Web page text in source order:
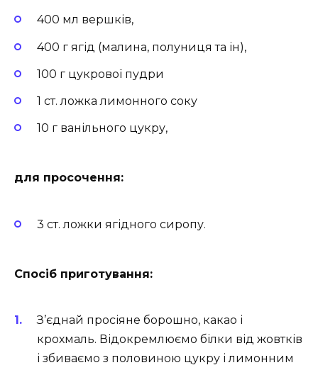
400 мл вершків,
400 г ягід (малина, полуниця та ін),
100 г цукрової пудри
1 ст. ложка лимонного соку
10 г ванільного цукру,
для просочення:
3 ст. ложки ягідного сиропу.
Спосіб приготування:
З’єднай просіяне борошно, какао і
крохмаль. Відокремлюємо білки від жовтків
і збиваємо з половиною цукру і лимонним